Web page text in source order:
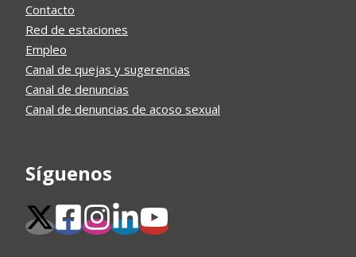
Contacto
Red de estaciones
Empleo
Canal de quejas y sugerencias
Canal de denuncias
Canal de denuncias de acoso sexual
Síguenos